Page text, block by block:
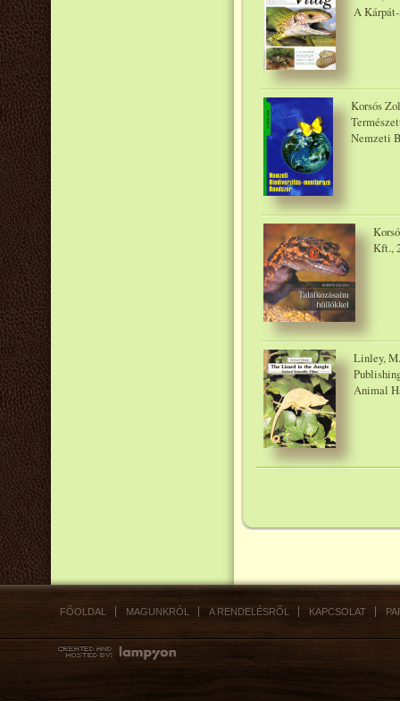
A
Korsós
Nemzeti
Kft.,
Linley,
Animal
FŐOLDAL MAGUNKRÓL A RENDELÉSRŐL KAPCSOLAT